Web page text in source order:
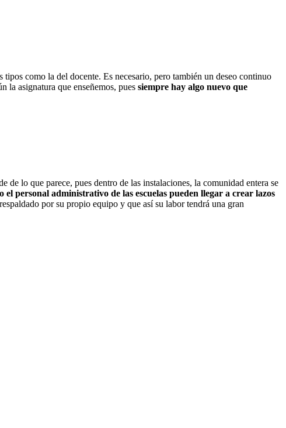
como la del docente. Es necesario, pero también un deseo continuo
la asignatura que enseñemos, pues siempre hay algo nuevo que
de lo que parece, pues dentro de las instalaciones, la comunidad entera se
personal administrativo de las escuelas pueden llegar a crear lazos
por su propio equipo y que así su labor tendrá una gran